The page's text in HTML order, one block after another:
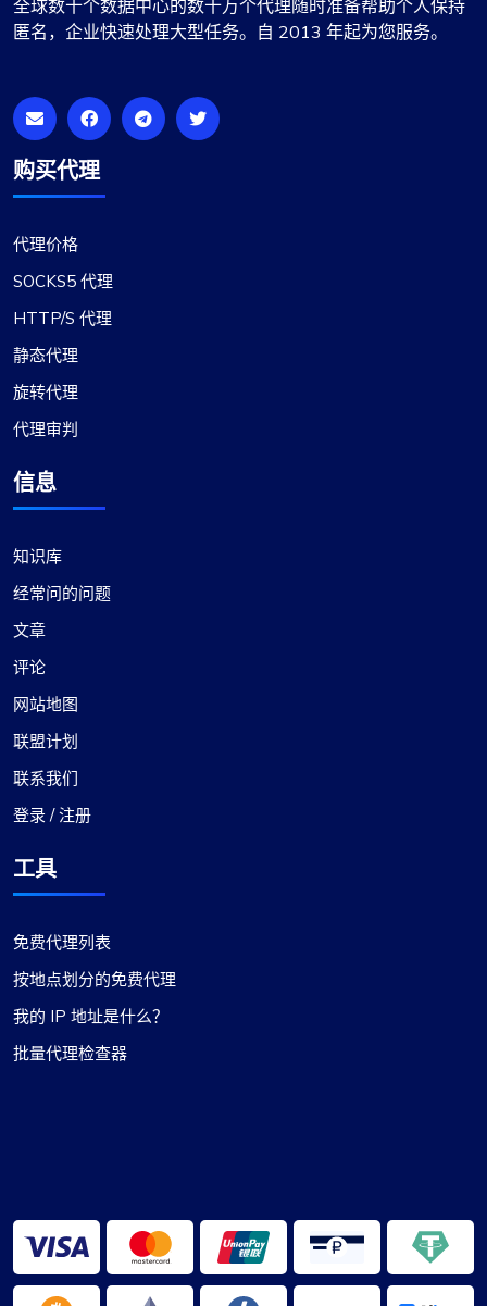
全球数十个数据中心的数十万个代理随时准备帮助个人保持
匿名，企业快速处理大型任务。自 2013 年起为您服务。
购买代理
代理价格
SOCKS5 代理
HTTP/S 代理
静态代理
旋转代理
代理审判
信息
知识库
经常问的问题
文章
评论
网站地图
联盟计划
联系我们
登录 / 注册
工具
免费代理列表
按地点划分的免费代理
我的 IP 地址是什么？
批量代理检查器